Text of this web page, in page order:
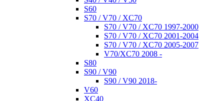
S60
S70 / V70 / XC70
S70 / V70 / XC70 1997-2000
S70 / V70 / XC70 2001-2004
S70 / V70 / XC70 2005-2007
V70/XC70 2008 -
S80
S90 / V90
S90 / V90 2018-
V60
XC40